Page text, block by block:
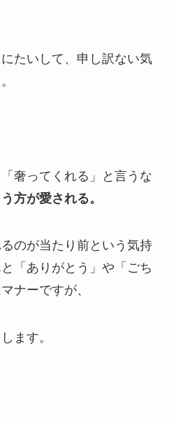
たいして、申し訳ない気
奢ってくれる」と言うな
方が愛される。
のが当たり前という気持
「ありがとう」や「ごち
ナーですが、
ます。